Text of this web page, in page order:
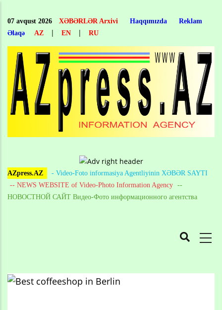
main
content
07 avqust 2026 XƏBƏRLƏR Arxivi Haqqımızda
Reklam
Əlaqə
AZ | EN | RU
AZpress.AZ
- Video-Foto informasiya Agentliyinin XƏBƏR SAYTI
-- NEWS WEBSITE of Video-Photo Information Agency --
НОВОСТНОЙ САЙТ Видео-Фото информационного агентства
Breadcrumb